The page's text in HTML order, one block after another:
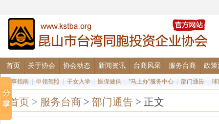
首页 关于协会 协会动态 新闻资讯 台商风采 服务台商 政策
办事指南 申领驾照 子女入学 医保健保 "马上办"服务中心 部门通告 球
首页 > 服务台商 > 部门通告 > 正文